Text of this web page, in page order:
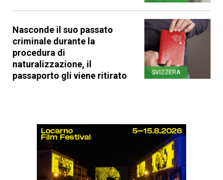
Nasconde il suo passato
criminale durante la
procedura di
naturalizzazione, il
passaporto gli viene ritirato
SVIZZERA